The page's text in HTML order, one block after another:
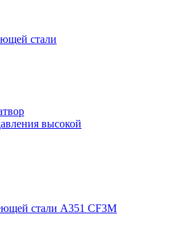
стали
высокой
стали A351 CF3M